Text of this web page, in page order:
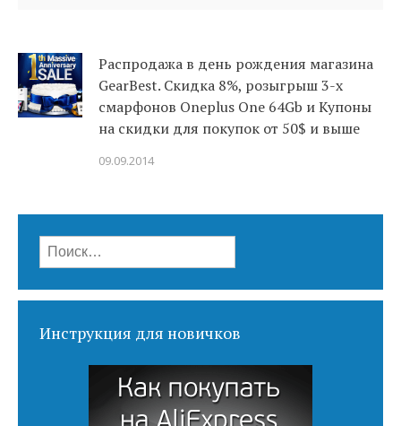
Распродажа в день рождения магазина
GearBest. Скидка 8%, розыгрыш 3-х
смарфонов Oneplus One 64Gb и Купоны
на скидки для покупок от 50$ и выше
09.09.2014
Найти:
Инструкция для новичков